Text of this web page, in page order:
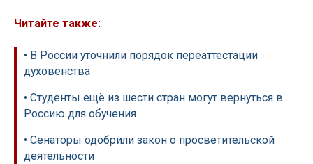
Читайте также:
• В России уточнили порядок переаттестации
духовенства
• Студенты ещё из шести стран могут вернуться в
Россию для обучения
• Сенаторы одобрили закон о просветительской
деятельности